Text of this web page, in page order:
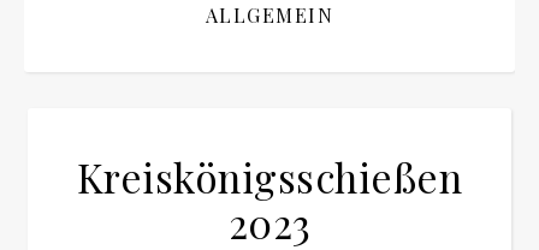
ALLGEMEIN
Kreiskönigsschießen
2023